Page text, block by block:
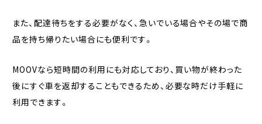
また、配達待ちをする必要がなく、急いでいる場合やその場で商
品を持ち帰りたい場合にも便利です。
MOOVなら短時間の利用にも対応しており、買い物が終わった
後にすぐ車を返却することもできるため、必要な時だけ手軽に
利用できます。